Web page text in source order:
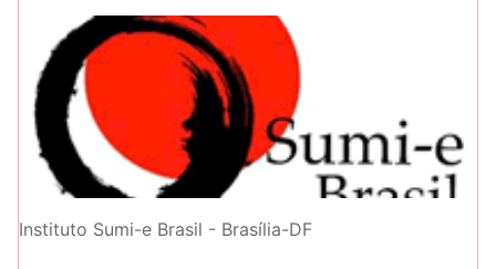
Instituto Sumi-e Brasil - Brasília-DF